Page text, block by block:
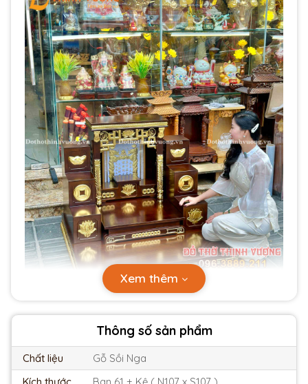
Thông số sản phẩm
Chất liệu
Gỗ Sồi Nga
Xem thêm